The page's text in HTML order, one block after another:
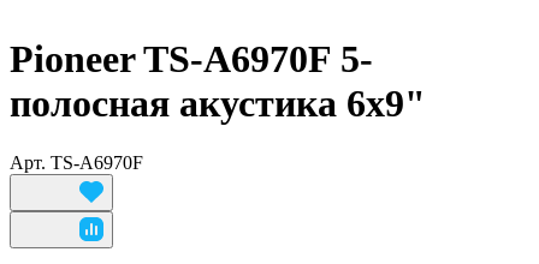
Pioneer TS-A6970F 5-
полосная акустика 6х9"
Арт. TS-A6970F